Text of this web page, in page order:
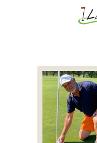
LE CLUB
PARCOURS
GOLF DE